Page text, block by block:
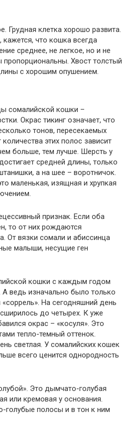
Грудная клетка хорошо развита.
кажется, что кошка всегда
среднее, не легкое, но и не
Хвост толстый
с хорошим опушением.
сомалийской кошки –
Окрас тикинг означает, что
тонов, пересекаемых
этих полос зависит
больше, тем лучше. Шерсть у
средней длины, только
а на шее – воротничок.
маленькая, изящная и хрупкая
признак. Если оба
то от них рождаются
От вязки сомали и абиссинца
малыши, несущие ген
кошки с каждым годом
А ведь изначально было только
На сегодняшний день
до четырех. К уже
окрас – «косуля». Это
тепло-темный оттенок.
светлая. У сомалийских кошек
всего ценится однородность
Это дымчато-голубая
или кремовая у основания.
голубые полосы и в тон к ним